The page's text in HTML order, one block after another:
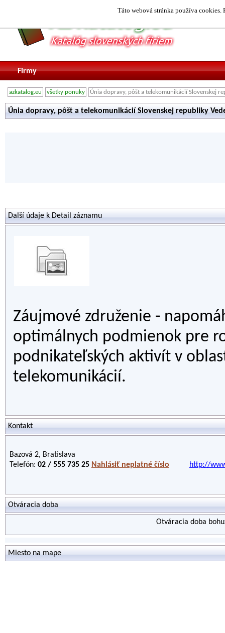
Táto webová stránka používa
Firmy
azkatalog.eu všetky ponuky Únia dopravy, pôšt a telekomunikácií Slovenskej
Únia dopravy, pôšt a telekomunikácií Slovenskej republiky
Další údaje k Detail záznamu
Záujmové združenie -
optimálnych podmienok pre
podnikateľských aktivít v
telekomunikácií.
Kontakt
Bazová 2, Bratislava
Telefón: 02 / 555 735 25 Nahlásiť neplatné číslo http://
Otváracia doba
Otváracia doba
Miesto na mape